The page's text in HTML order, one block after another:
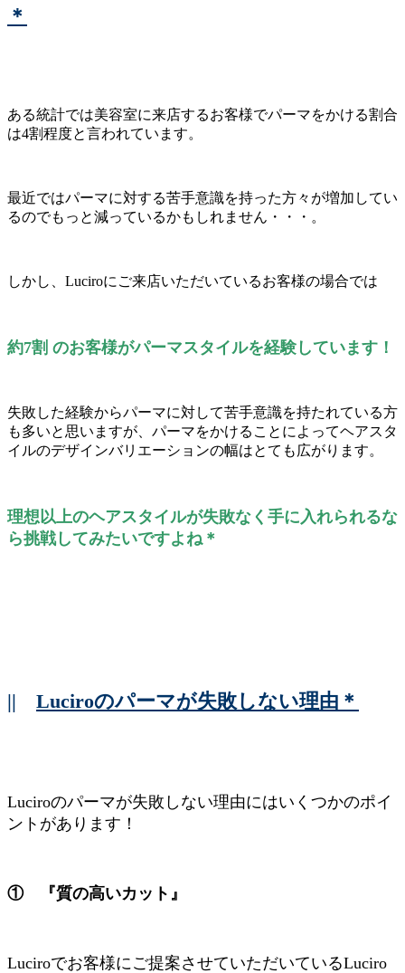
＊
ある統計では美容室に来店するお客様でパーマをかける割合
は4割程度と言われています。
最近ではパーマに対する苦手意識を持った方々が増加してい
るのでもっと減っているかもしれません・・・。
しかし、Luciroにご来店いただいているお客様の場合では
約7割 のお客様がパーマスタイルを経験しています！
失敗した経験からパーマに対して苦手意識を持たれている方
も多いと思いますが、パーマをかけることによってヘアスタ
イルのデザインバリエーションの幅はとても広がります。
理想以上のヘアスタイルが失敗なく手に入れられるな
ら挑戦してみたいですよね＊
|| Luciroのパーマが失敗しない理由＊
Luciroのパーマが失敗しない理由にはいくつかのポイ
ントがあります！
① 『質の高いカット』
Luciroでお客様にご提案させていただいているLuciro